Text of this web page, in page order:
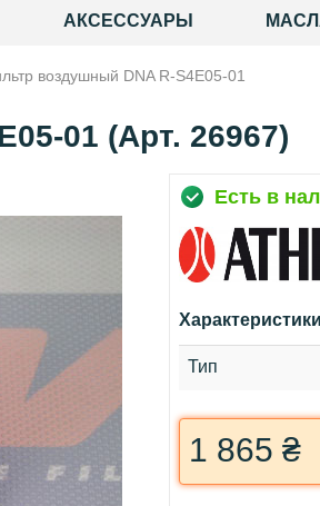
АКСЕССУАРЫ
воздушный DNA R-S4E05-01
01 (Арт. 26967)
Есть в
Характеристики
Тип
1 865 ₴